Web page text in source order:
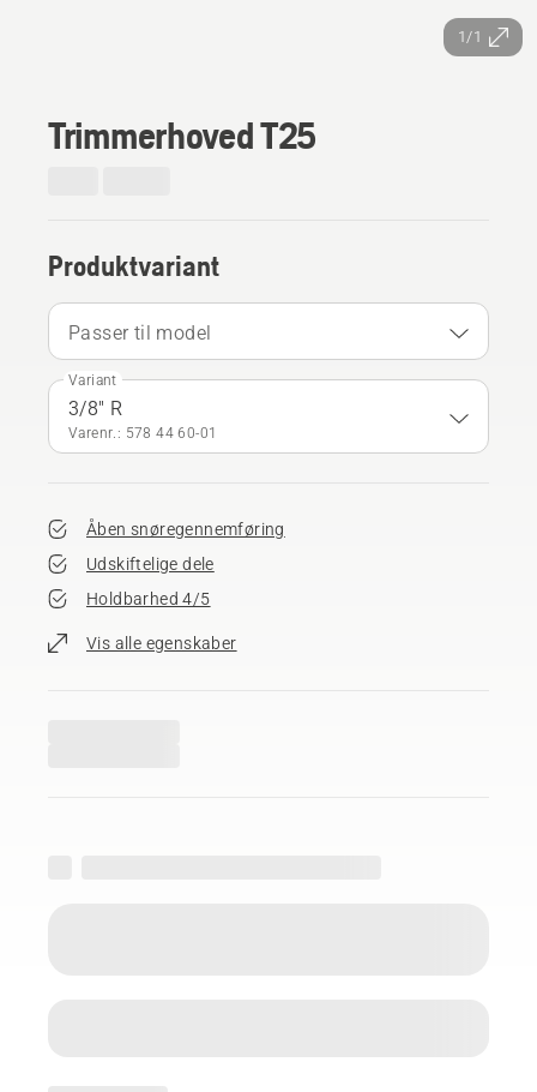
1/1
Trimmerhoved T25
Produktvariant
Passer til model
Variant
3/8" R
Varenr.: 578 44 60‑01
Åben snøregennemføring
Udskiftelige dele
Holdbarhed 4/5
Vis alle egenskaber